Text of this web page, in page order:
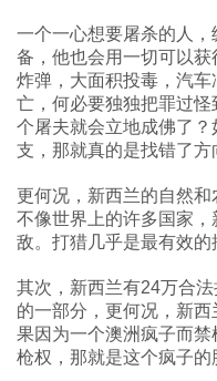
一个一心想要屠杀的人
备，他也会用一切可以
炸弹，大面积投毒，汽
亡，何必要独独把罪过
个屠夫就会立地成佛了
支，那就真的是找错了方
更何况，新西兰的自然和
不像世界上的许多国家
敌。打猎几乎是最有效的
其次，新西兰有24万合
的一部分，更何况，新
果因为一个澳洲疯子而
枪权，那就是这个疯子的